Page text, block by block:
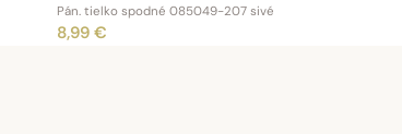
Pán. tielko spodné 085049-207 sivé
8,99 €